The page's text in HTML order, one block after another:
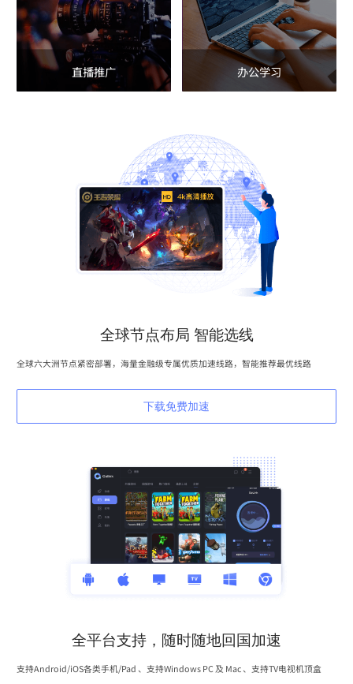
直播推广 办公学习
全球节点布局 智能选线
全球六大洲节点紧密部署，海量金融级专属优质加速线路，智能推荐最优线路
下载免费加速
全平台支持，随时随地回国加速
支持Android/iOS各类手机/Pad 、支持Windows PC 及 Mac 、支持TV电视机顶盒